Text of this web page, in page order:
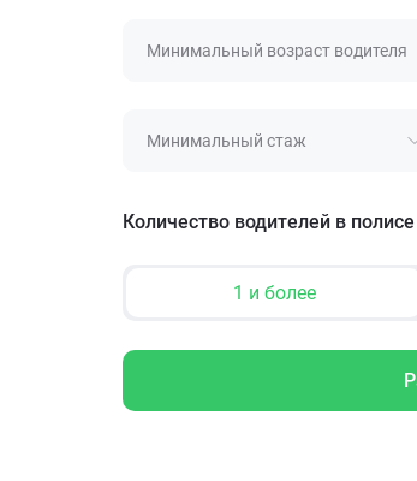
Минимальный возраст водителя
Минимальный стаж
Количество водителей в полисе
1 и более